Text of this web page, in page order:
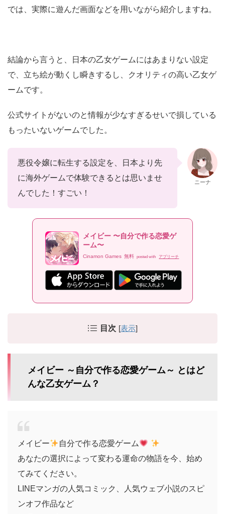
では、実際に遊んだ画面などを用いながら紹介しますね。
結論から言うと、日本の乙女ゲームにはあまりない設定
で、立ち絵が動くし瞬きするし、クオリティの高い乙女ゲ
ームです。
公式サイトがないのと情報が少なすぎるせいで損している
もったいないゲームでした。
悪役令嬢に転生する設定を、日本より先
に海外ゲームで体験できるとは思いませ
んでした！すごい！
ニーナ
メイビー 〜自分で作る恋愛ゲ
ーム〜
Cinamon Games 無料 posted with アプリーチ
目次 [表示]
メイビー ～自分で作る恋愛ゲーム～ とはど
んな乙女ゲーム？
メイビー
自分で作る恋愛ゲーム
あなたの選択によって変わる運命の物語を今、始め
てみてください。
LINEマンガの人気コミック、人気ウェブ小説のスピ
ンオフ作品など